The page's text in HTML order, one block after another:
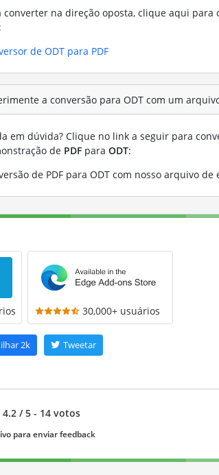
converter na direção oposta, clique aqui para
:
de ODT para PDF
a conversão para ODT com um
em dúvida? Clique no link a seguir para
de PDF para ODT:
de PDF para ODT com nosso arquivo de
30,000+ usuários
2k Tweetar
4.2 / 5 - 14 votos
para enviar feedback